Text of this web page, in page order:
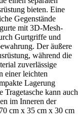
bieten. Eine
Gegenstände
mit 3D-Mesh-
Gurtgriffe und
Der äußere
während die
zuverlässige
einer leichten
Lagerung
kann auch
im Inneren der
cm x 35 cm x 30 cm